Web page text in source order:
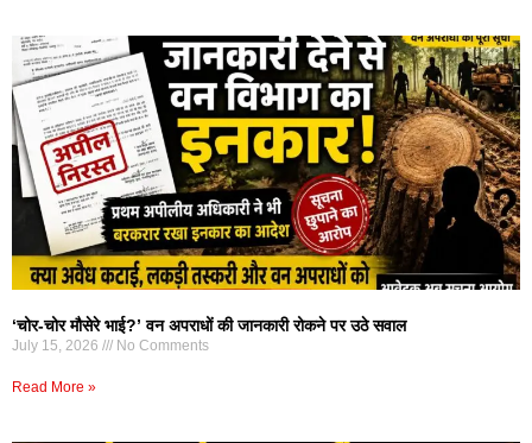
‘चोर-चोर मौसेरे भाई?’ वन अपराधों की जानकारी रोकने पर उठे सवाल
July 15, 2026 No Comments
Read More »